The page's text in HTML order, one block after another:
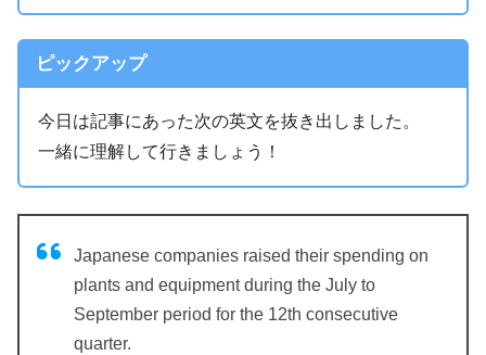
ピックアップ
今日は記事にあった次の英文を抜き出しました。
一緒に理解して行きましょう！
Japanese companies raised their spending on
plants and equipment during the July to
September period for the 12th consecutive
quarter.